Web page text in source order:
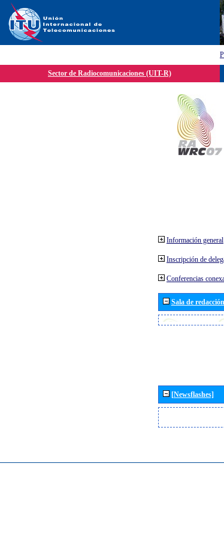
Sector de Radiocomunicaciones (UIT-R)
Información general
Inscripción de
Conferencias
Sala de redacción
[Newsflashes]